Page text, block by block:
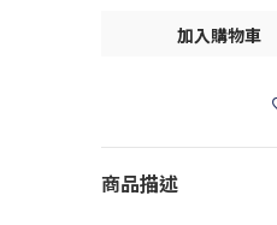
加入購物車
商品描述